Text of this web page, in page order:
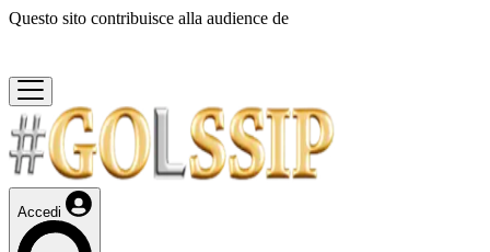
Questo sito contribuisce alla audience de
Accedi